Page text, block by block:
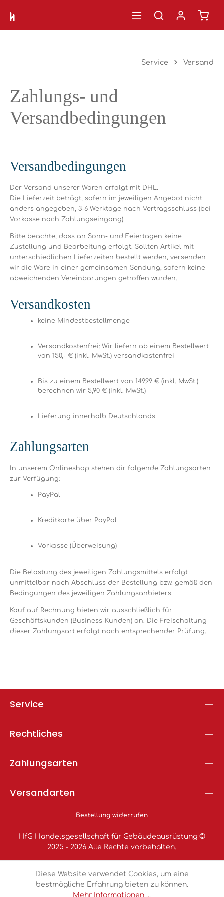
Zum Hauptinhalt springen
Service Versand
Zahlungs- und
Versandbedingungen
Versandbedingungen
Der Versand unserer Waren erfolgt mit DHL.
Die Lieferzeit beträgt, sofern im jeweiligen Angebot nicht
anders angegeben, 3–6 Werktage nach Vertragsschluss (bei
Vorkasse nach Zahlungseingang).
Bitte beachte, dass an Sonn- und Feiertagen keine
Zustellung und Bearbeitung erfolgt. Sollten Artikel mit
unterschiedlichen Lieferzeiten bestellt werden, versenden
wir die Ware in einer gemeinsamen Sendung, sofern keine
abweichenden Vereinbarungen getroffen wurden.
Versandkosten
keine Mindestbestellmenge
Versandkostenfrei: Wir liefern ab einem Bestellwert
von 150,- € (inkl. MwSt.) versandkostenfrei
Bis zu einem Bestellwert von 149,99 € (inkl. MwSt.)
berechnen wir 5,90 € (inkl. MwSt.)
Lieferung innerhalb Deutschlands
Zahlungsarten
In unserem Onlineshop stehen dir folgende Zahlungsarten
zur Verfügung:
PayPal
Kreditkarte über PayPal
Vorkasse (Überweisung)
Die Belastung des jeweiligen Zahlungsmittels erfolgt
unmittelbar nach Abschluss der Bestellung bzw. gemäß den
Bedingungen des jeweiligen Zahlungsanbieters.
Kauf auf Rechnung bieten wir ausschließlich für
Geschäftskunden (Business-Kunden) an. Die Freischaltung
dieser Zahlungsart erfolgt nach entsprechender Prüfung.
Service
Rechtliches
Zahlungsarten
Versandarten
Bestellung widerrufen
HfG Handelsgesellschaft für Gebäudeausrüstung ©
2025 - 2026 Alle Rechte vorbehalten.
Diese Website verwendet Cookies, um eine
bestmögliche Erfahrung bieten zu können.
Mehr Informationen ...